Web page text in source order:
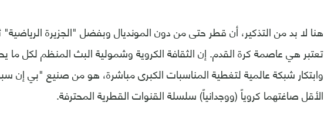
هنا لا بد من التذكير، أن قطر حتى من دون المونديال وبفضل "الجزيرة
تعتبر هي عاصمة كرة القدم. إن الثقافة الكروية وشمولية البث المنظم لكل ما
وابتكار شبكة عالمية لتغطية المناسبات الكبرى مباشرة، هو من صنيع "بي إن
الأقل صاغتهما كروياً (ووجدانياً) سلسلة القنوات القطرية المحترفة.